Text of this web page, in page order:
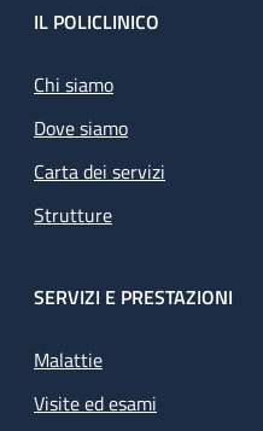
Footer
IL POLICLINICO
Chi siamo
Dove siamo
Carta dei servizi
Strutture
SERVIZI E PRESTAZIONI
Malattie
Visite ed esami